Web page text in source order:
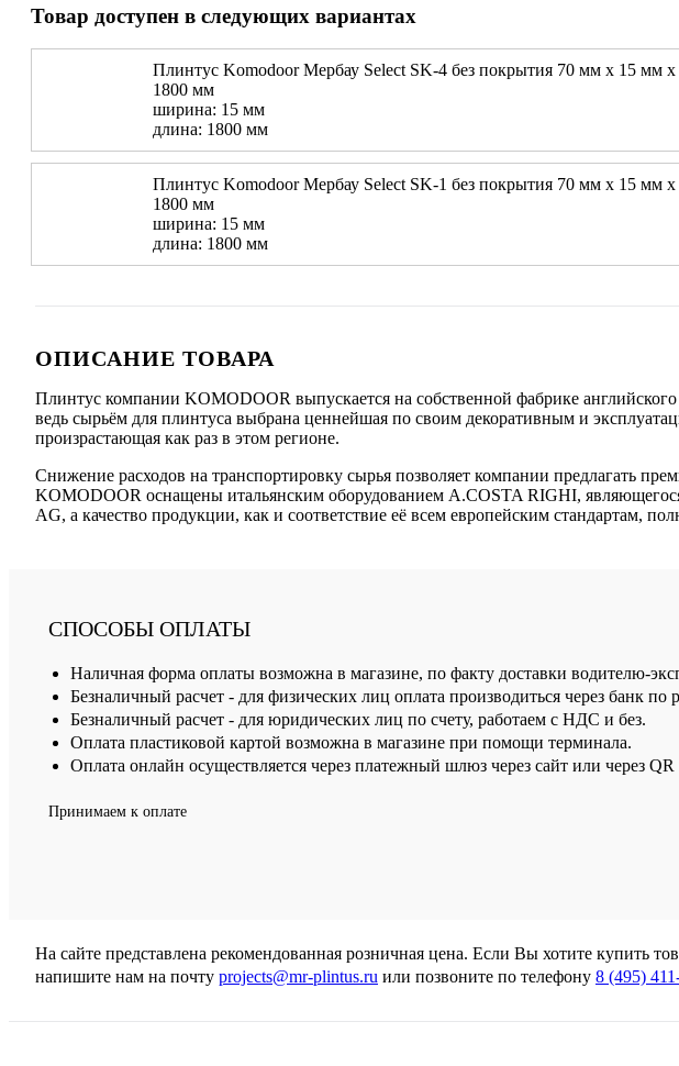
Товар доступен в следующих вариантах
Плинтус Komodoor Мербау Select SK-4 без покрытия 70 мм х 15 мм х
1800 мм
ширина: 15 мм
длина: 1800 мм
Плинтус Komodoor Мербау Select SK-1 без покрытия 70 мм х 15 мм х
1800 мм
ширина: 15 мм
длина: 1800 мм
ОПИСАНИЕ ТОВАРА
Плинтус компании KOMODOOR выпускается на собственной фабрике
ведь сырьём для плинтуса выбрана ценнейшая по своим декоративным и
произрастающая как раз в этом регионе.
Снижение расходов на транспортировку сырья позволяет компании предлагать
KOMODOOR оснащены итальянским оборудованием A.COSTA RIGHI,
AG, а качество продукции, как и соответствие её всем европейским стандартам,
СПОСОБЫ ОПЛАТЫ
Наличная форма оплаты возможна в магазине, по факту доставки водителю-
Безналичный расчет - для физических лиц оплата производиться через банк по
Безналичный расчет - для юридических лиц по счету, работаем с НДС и без.
Оплата пластиковой картой возможна в магазине при помощи терминала.
Оплата онлайн осуществляется через платежный шлюз через сайт или через QR
Принимаем к оплате
На сайте представлена рекомендованная розничная цена. Если Вы хотите
напишите нам на почту projects@mr-plintus.ru или позвоните по телефону 8 (495)